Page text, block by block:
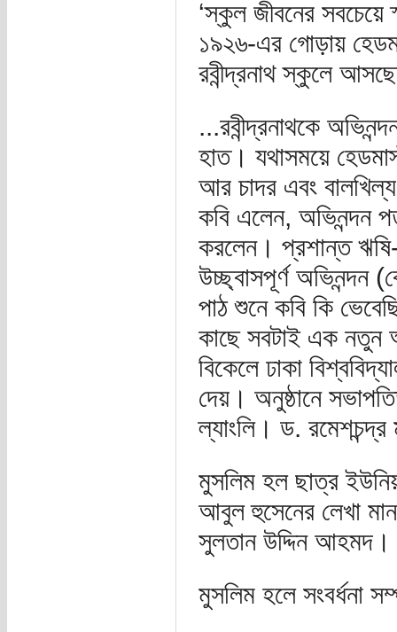
‘স্কুল জীবনের সবচেয়ে
১৯২৬-এর গোড়ায়
রবীন্দ্রনাথ স্কুলে
...রবীন্দ্রনাথকে
হাত। যথাসময়ে
আর চাদর এবং
কবি এলেন, অভিনন্দন
করলেন। প্রশান্ত
উচ্ছ্বাসপূর্ণ অভিনন্দন
পাঠ শুনে কবি কি
কাছে সবটাই এক নতুন
বিকেলে ঢাকা
দেয়। অনুষ্ঠানে
ল্যাংলি। ড.
মুসলিম হল ছাত্র
আবুল হুসেনের লেখা
সুলতান উদ্দিন আহমদ।
মুসলিম হলে সংবর্ধনা